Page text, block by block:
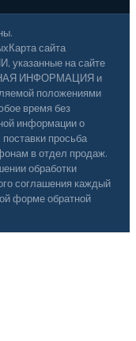
Карта сайта
на сайте
ИНФОРМАЦИЯ и
положениями
время без
информации о
просьба
в отдел продаж.
обработки
соглашения каждый
форме обратной